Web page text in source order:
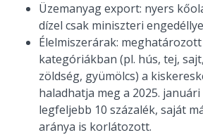
Üzemanyag export: nyers
dízel csak miniszteri
Élelmiszerárak:
kategóriákban (pl. hús, tej,
zöldség, gyümölcs) a
haladhatja meg a 2025.
legfeljebb 10 százalék, saját
aránya is korlátozott.